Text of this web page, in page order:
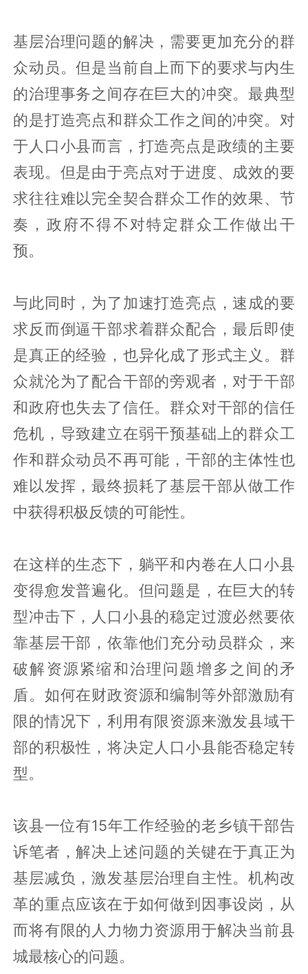
基层治理问题的解决，需要更加充分的群
众动员。但是当前自上而下的要求与内生
的治理事务之间存在巨大的冲突。最典型
的是打造亮点和群众工作之间的冲突。对
于人口小县而言，打造亮点是政绩的主要
表现。但是由于亮点对于进度、成效的要
求往往难以完全契合群众工作的效果、节
奏，政府不得不对特定群众工作做出干
预。
与此同时，为了加速打造亮点，速成的要
求反而倒逼干部求着群众配合，最后即使
是真正的经验，也异化成了形式主义。群
众就沦为了配合干部的旁观者，对于干部
和政府也失去了信任。群众对干部的信任
危机，导致建立在弱干预基础上的群众工
作和群众动员不再可能，干部的主体性也
难以发挥，最终损耗了基层干部从做工作
中获得积极反馈的可能性。
在这样的生态下，躺平和内卷在人口小县
变得愈发普遍化。但问题是，在巨大的转
型冲击下，人口小县的稳定过渡必然要依
靠基层干部，依靠他们充分动员群众，来
破解资源紧缩和治理问题增多之间的矛
盾。如何在财政资源和编制等外部激励有
限的情况下，利用有限资源来激发县域干
部的积极性，将决定人口小县能否稳定转
型。
该县一位有15年工作经验的老乡镇干部告
诉笔者，解决上述问题的关键在于真正为
基层减负，激发基层治理自主性。机构改
革的重点应该在于如何做到因事设岗，从
而将有限的人力物力资源用于解决当前县
城最核心的问题。